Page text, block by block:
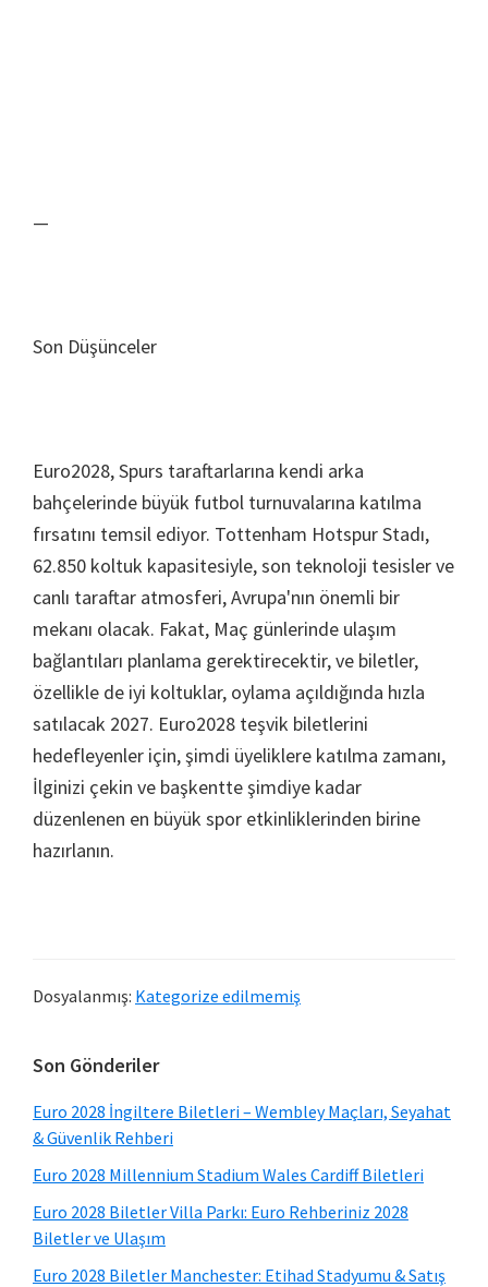
—
Son Düşünceler
Euro2028, Spurs taraftarlarına kendi arka
bahçelerinde büyük futbol turnuvalarına katılma
fırsatını temsil ediyor. Tottenham Hotspur Stadı,
62.850 koltuk kapasitesiyle, son teknoloji tesisler ve
canlı taraftar atmosferi, Avrupa'nın önemli bir
mekanı olacak. Fakat, Maç günlerinde ulaşım
bağlantıları planlama gerektirecektir, ve biletler,
özellikle de iyi koltuklar, oylama açıldığında hızla
satılacak 2027. Euro2028 teşvik biletlerini
hedefleyenler için, şimdi üyeliklere katılma zamanı,
İlginizi çekin ve başkentte şimdiye kadar
düzenlenen en büyük spor etkinliklerinden birine
hazırlanın.
Dosyalanmış: Kategorize edilmemiş
Birincil
Kenar
Çubuğu
Son Gönderiler
Euro 2028 İngiltere Biletleri – Wembley Maçları, Seyahat
& Güvenlik Rehberi
Euro 2028 Millennium Stadium Wales Cardiff Biletleri
Euro 2028 Biletler Villa Parkı: Euro Rehberiniz 2028
Biletler ve Ulaşım
Euro 2028 Biletler Manchester: Etihad Stadyumu & Satış